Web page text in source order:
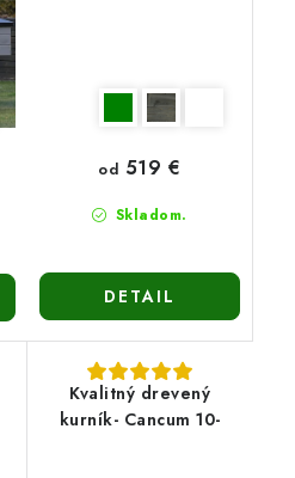
Skladom.
od 519 €
DETAIL
Kvalitný drevený
kurník- Cancum 10-